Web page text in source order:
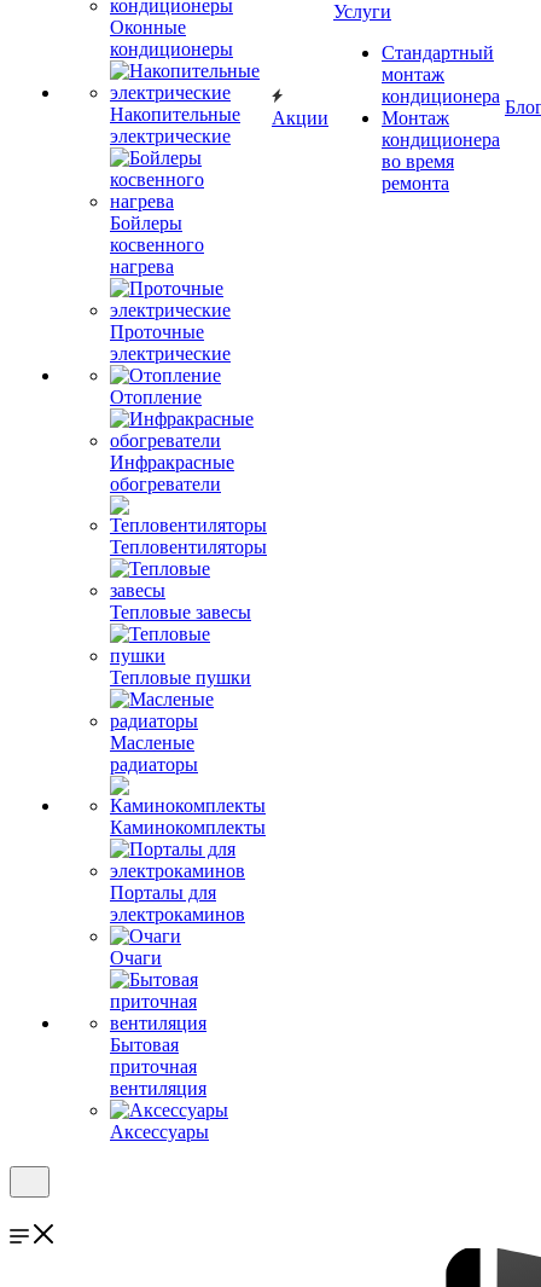
Оконные
кондиционеры
Накопительные
электрические
Бойлеры
косвенного
нагрева
Проточные
электрические
Отопление
Инфракрасные
обогреватели
Тепловентиляторы
Тепловые завесы
Тепловые пушки
Масленые
радиаторы
Каминокомплекты
Порталы для
электрокаминов
Очаги
Бытовая
приточная
вентиляция
Аксессуары
Акции
Услуги
Стандартный
монтаж
кондиционера
Монтаж
кондиционера
во время
ремонта